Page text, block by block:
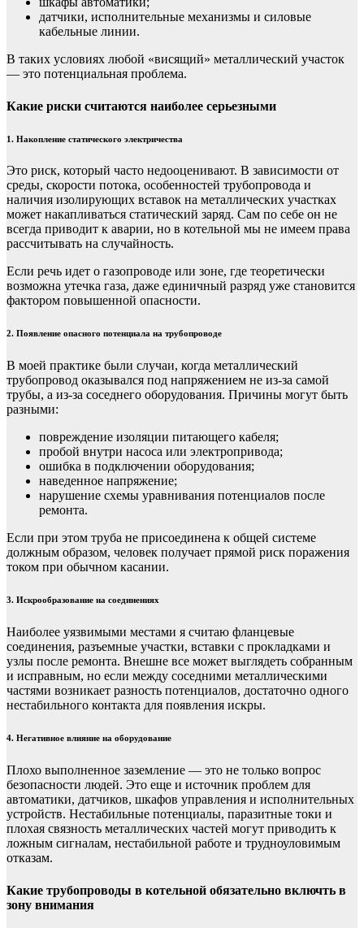
датчики, исполнительные механизмы и силовые
кабельные линии.
В таких условиях любой «висящий» металлический участок
— это потенциальная проблема.
Какие риски считаются наиболее серьезными
1. Накопление статического электричества
Это риск, который часто недооценивают. В зависимости от
среды, скорости потока, особенностей трубопровода и
наличия изолирующих вставок на металлических участках
может накапливаться статический заряд. Сам по себе он не
всегда приводит к аварии, но в котельной мы не имеем права
рассчитывать на случайность.
Если речь идет о газопроводе или зоне, где теоретически
возможна утечка газа, даже единичный разряд уже становится
фактором повышенной опасности.
2. Появление опасного потенциала на трубопроводе
В моей практике были случаи, когда металлический
трубопровод оказывался под напряжением не из-за самой
трубы, а из-за соседнего оборудования. Причины могут быть
разными:
повреждение изоляции питающего кабеля;
пробой внутри насоса или электропривода;
ошибка в подключении оборудования;
наведенное напряжение;
нарушение схемы уравнивания потенциалов после
ремонта.
Если при этом труба не присоединена к общей системе
должным образом, человек получает прямой риск поражения
током при обычном касании.
3. Искрообразование на соединениях
Наиболее уязвимыми местами я считаю фланцевые
соединения, разъемные участки, вставки с прокладками и
узлы после ремонта. Внешне все может выглядеть собранным
и исправным, но если между соседними металлическими
частями возникает разность потенциалов, достаточно одного
нестабильного контакта для появления искры.
4. Негативное влияние на оборудование
Плохо выполненное заземление — это не только вопрос
безопасности людей. Это еще и источник проблем для
автоматики, датчиков, шкафов управления и исполнительных
устройств. Нестабильные потенциалы, паразитные токи и
плохая связность металлических частей могут приводить к
ложным сигналам, нестабильной работе и трудноуловимым
отказам.
Какие трубопроводы в котельной обязательно включть в
зону внимания